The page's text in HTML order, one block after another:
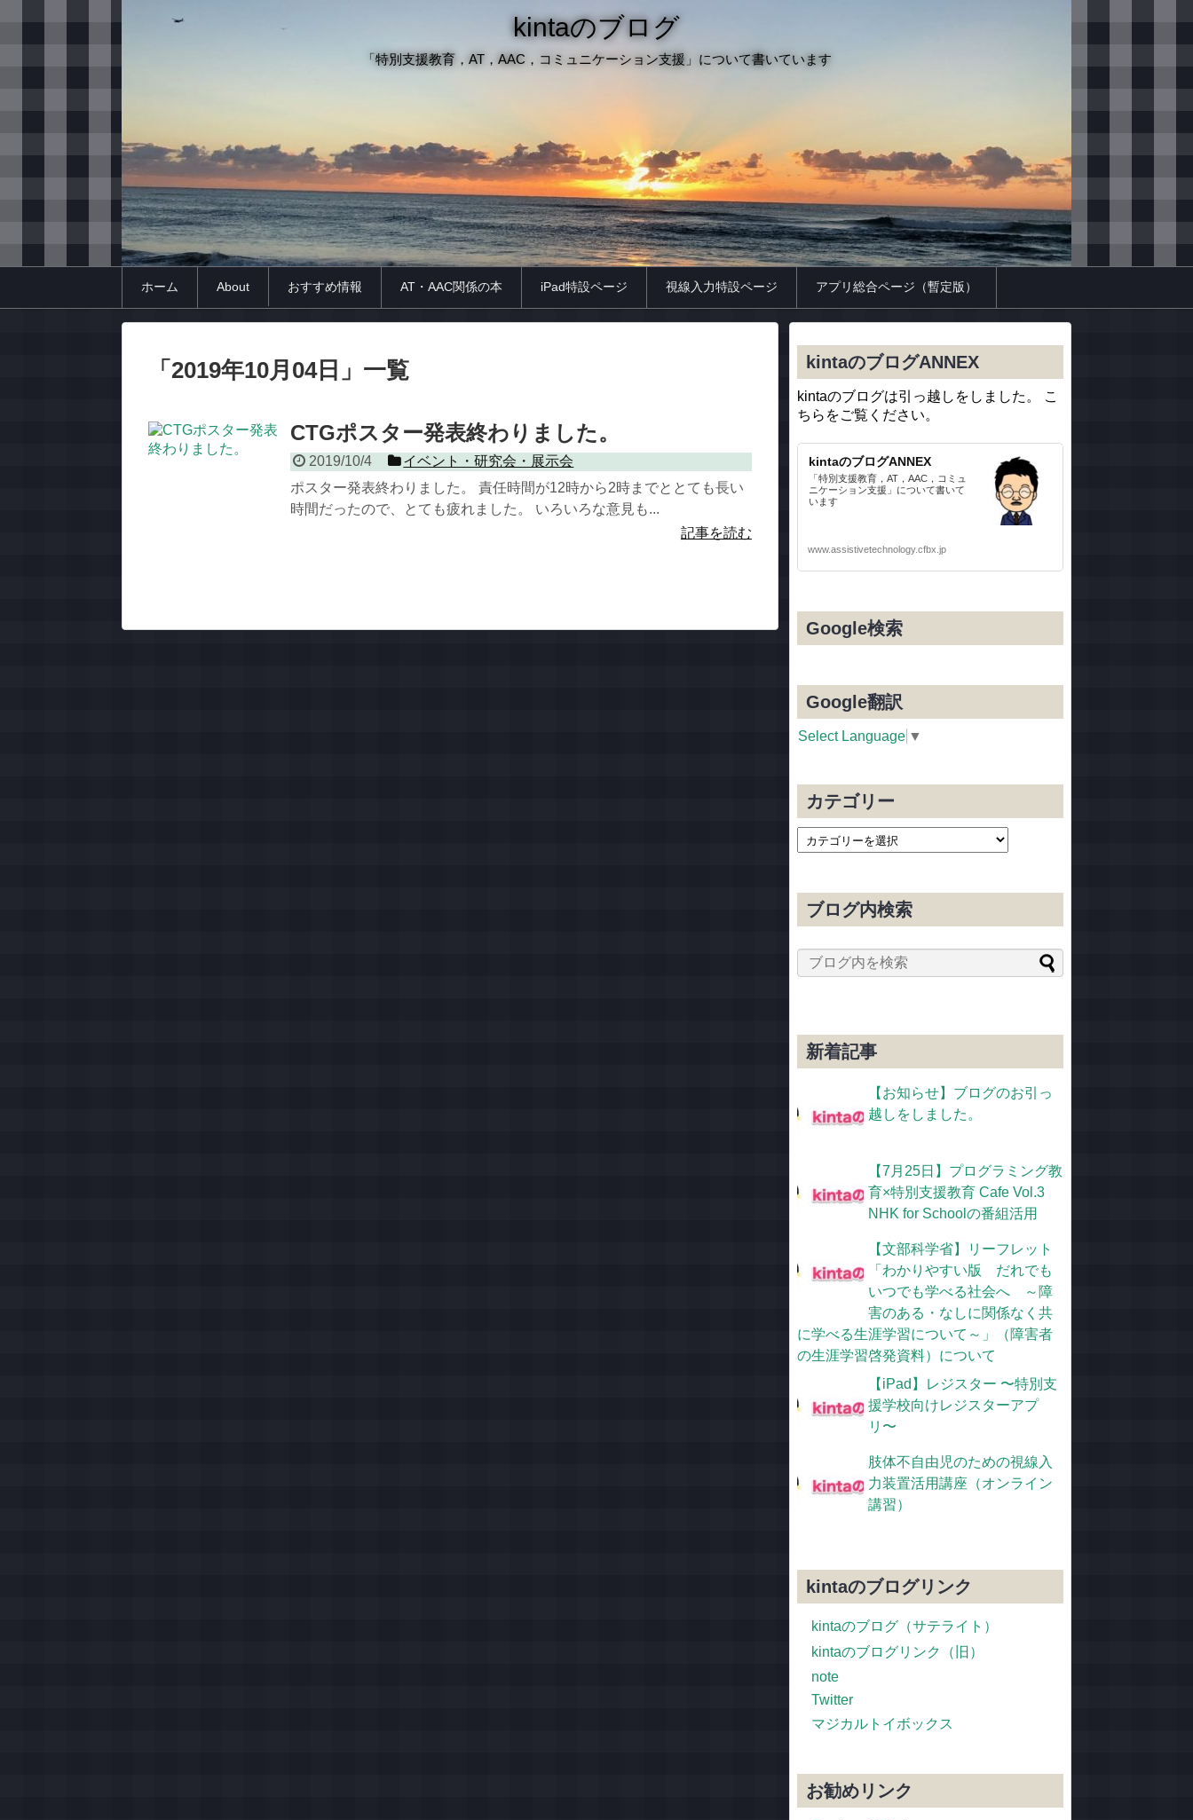
kintaのブログ
「特別支援教育，AT，AAC，コミュニケーション支援」について書いています
ホーム About おすすめ情報 AT・AAC関係の本 iPad特設ページ 視線入力特設ページ アプリ総合ページ（暫定版）
「 2019年10月04日 」 一覧
CTGポスター発表終わりました。
2019/10/4
イベント・研究会・展示会
ポスター発表終わりました。 責任時間が12時から2時までととても長い
時間だったので、とても疲れました。 いろいろな意見も...
記事を読む
kintaのブログANNEX
kintaのブログは引っ越しをしました。 こ
ちらをご覧ください。
kintaのブログANNEX
「特別支援教育，AT，AAC，コミュ
ニケーション支援」について書いて
います
www.assistivetechnology.cfbx.jp
Google検索
Google翻訳
Select Language ▼
カテゴリー
ブログ内検索
新着記事
【お知らせ】ブログのお引っ
越しをしました。
【7月25日】プログラミング教
育×特別支援教育 Cafe Vol.3
NHK for Schoolの番組活用
【文部科学省】リーフレット
「わかりやすい版 だれでも
いつでも学べる社会へ ～障
害のある・なしに関係なく共
に学べる生涯学習について～」（障害者
の生涯学習啓発資料）について
【iPad】レジスター 〜特別支
援学校向けレジスターアプ
リ〜
肢体不自由児のための視線入
力装置活用講座（オンライン
講習）
kintaのブログリンク
kintaのブログ（サテライト）
kintaのブログリンク（旧）
note
Twitter
マジカルトイボックス
お勧めリンク